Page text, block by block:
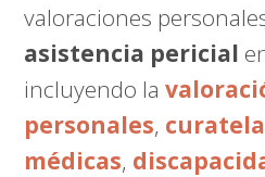
valoraciones
asistencia pericial
incluyendo la
personales,
médicas,